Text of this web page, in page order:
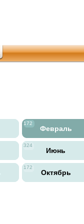
172
Февраль
324
Июнь
172
Октябрь